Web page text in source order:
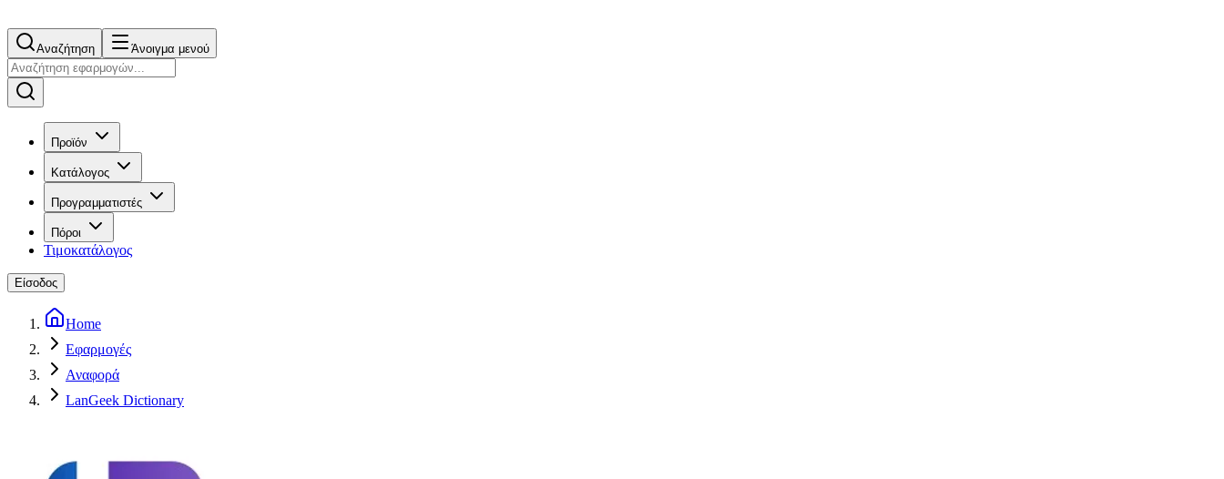
Αναζήτηση Άνοιγμα μενού
Προϊόν
Κατάλογος
Προγραμματιστές
Πόροι
Τιμοκατάλογος
Είσοδος
Home
Εφαρμογές
Αναφορά
LanGeek Dictionary